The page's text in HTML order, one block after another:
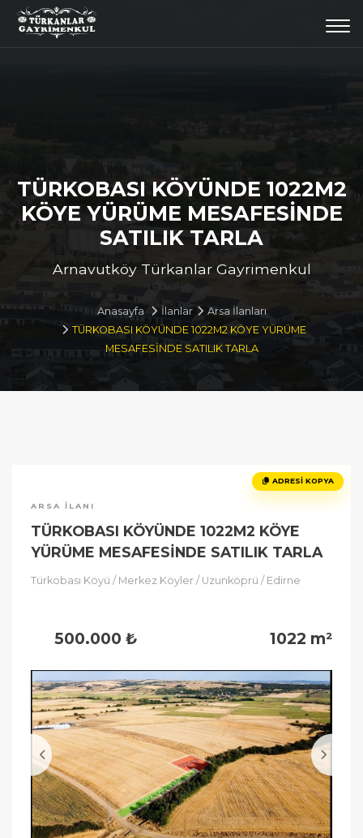
TÜRKOBASI KÖYÜNDE 1022M2
KÖYE YÜRÜME MESAFESİNDE
SATILIK TARLA
Arnavutköy Türkanlar Gayrimenkul
Anasayfa İlanlar
Arsa İlanları
TÜRKOBASI KÖYÜNDE 1022M2 KÖYE YÜRÜME
MESAFESİNDE SATILIK TARLA
ADRESI KOPYA
ARSA İLANI
TÜRKOBASI KÖYÜNDE 1022M2 KÖYE
YÜRÜME MESAFESİNDE SATILIK TARLA
Türkobası Köyü / Merkez Köyler / Uzunköprü / Edirne
500.000 ₺ 1022 m²